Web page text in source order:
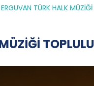
ERGUVAN TÜRK HALK